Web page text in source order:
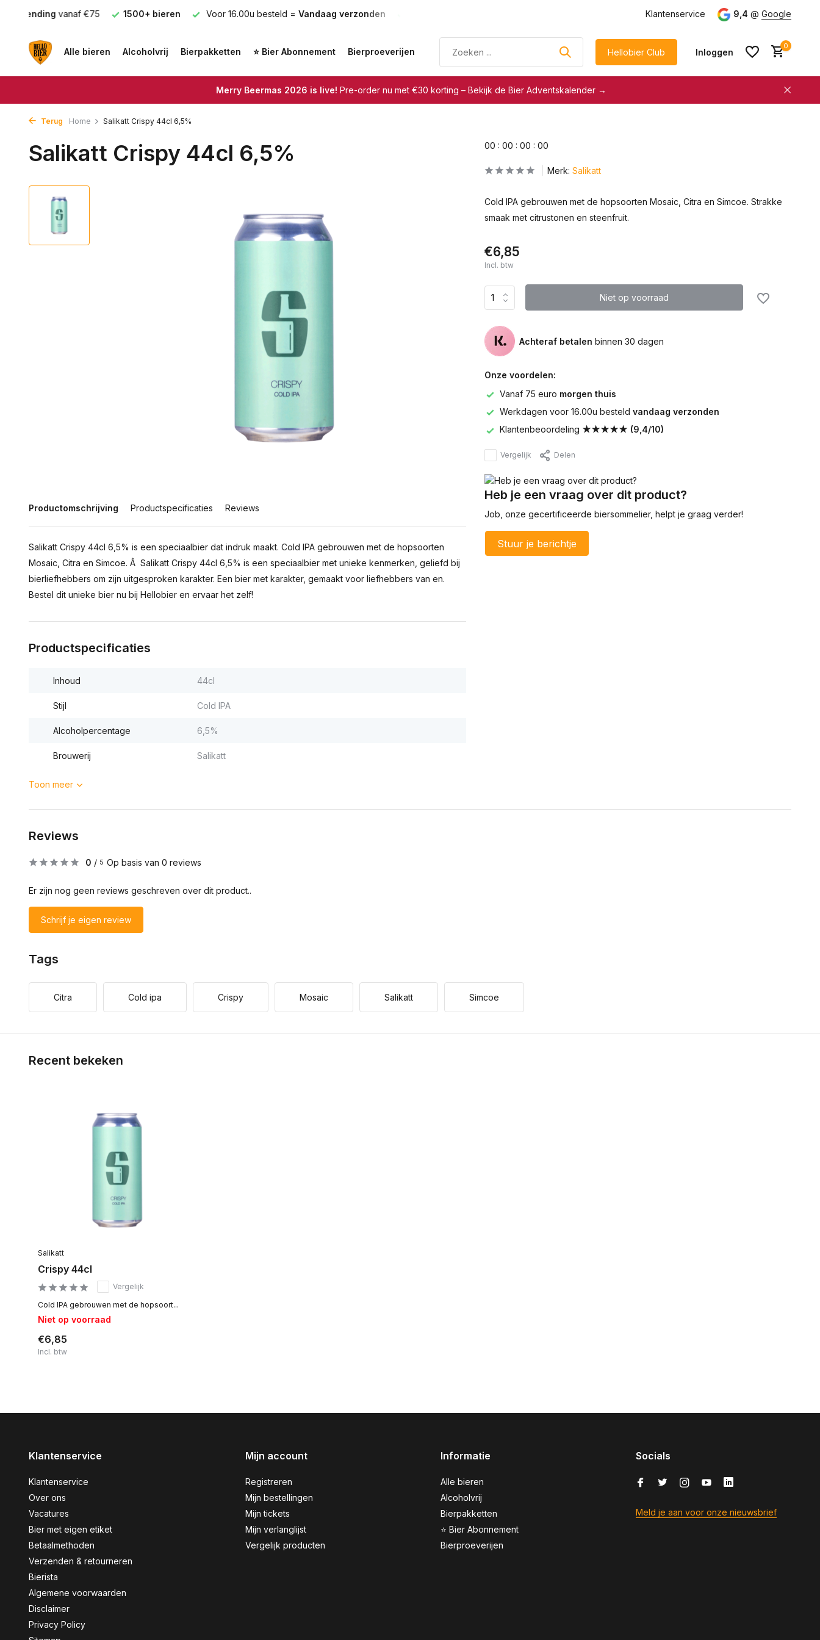
1500+ bieren Voor 16.00u besteld =Vandaag verzonden Gratis verzending Klantenservice 9,4 @ Google
Alle bieren Alcoholvrij Bierpakketten ⭐ Bier Abonnement Bierproeverijen Hellobier Club Inloggen
0
Merry Beermas 2026 is live! Pre-order nu met €30 korting – Bekijk de Bier Adventskalender →
Terug Home Salikatt Crispy 44cl 6,5%
Salikatt Crispy 44cl 6,5%
Productomschrijving Productspecificaties Reviews
Salikatt Crispy 44cl 6,5% is een speciaalbier dat indruk maakt. Cold IPA gebrouwen met de hopsoorten
Mosaic, Citra en Simcoe. Â Salikatt Crispy 44cl 6,5% is een speciaalbier met unieke kenmerken, geliefd bij
bierliefhebbers om zijn uitgesproken karakter. Een bier met karakter, gemaakt voor liefhebbers van en.
Bestel dit unieke bier nu bij Hellobier en ervaar het zelf!
Productspecificaties
Inhoud 44cl
Stijl Cold IPA
Alcoholpercentage 6,5%
Brouwerij Salikatt
Toon meer
00 : 00 : 00 : 00
Merk: Salikatt
Cold IPA gebrouwen met de hopsoorten Mosaic, Citra en Simcoe. Strakke
smaak met citrustonen en steenfruit.
€6,85
Incl. btw
Niet op voorraad
Achteraf betalen binnen 30 dagen
Onze voordelen:
Vanaf 75 euro morgen thuis
Werkdagen voor 16.00u besteld vandaag verzonden
Klantenbeoordeling ★★★★★ (9,4/10)
Vergelijk Delen
Heb je een vraag over dit product?
Job, onze gecertificeerde biersommelier, helpt je graag verder!
Stuur je berichtje
Reviews
0 / 5 Op basis van 0 reviews
Er zijn nog geen reviews geschreven over dit product..
Schrijf je eigen review
Tags
Citra Cold ipa Crispy Mosaic Salikatt Simcoe
Recent bekeken
Salikatt
Crispy 44cl
Vergelijk
Cold IPA gebrouwen met de hopsoort...
Niet op voorraad
€6,85
Incl. btw
Klantenservice
Klantenservice
Over ons
Vacatures
Bier met eigen etiket
Betaalmethoden
Verzenden & retourneren
Bierista
Algemene voorwaarden
Disclaimer
Privacy Policy
Mijn account
Registreren
Mijn bestellingen
Mijn tickets
Mijn verlanglijst
Vergelijk producten
Informatie
Alle bieren
Alcoholvrij
Bierpakketten
⭐ Bier Abonnement
Bierproeverijen
Socials
Meld je aan voor onze nieuwsbrief